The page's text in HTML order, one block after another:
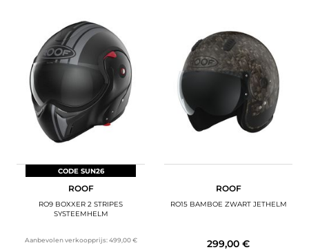
CODE SUN26
ROOF
RO9 BOXXER 2 STRIPES
SYSTEEMHELM
Aanbevolen verkoopprijs: 499,00 €
ROOF
RO15 BAMBOE ZWART JETHELM
299,00 €